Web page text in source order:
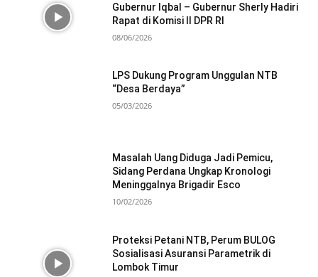
Gubernur Iqbal – Gubernur Sherly Hadiri
Rapat di Komisi II DPR RI
08/06/2026
LPS Dukung Program Unggulan NTB
“Desa Berdaya”
05/03/2026
Masalah Uang Diduga Jadi Pemicu,
Sidang Perdana Ungkap Kronologi
Meninggalnya Brigadir Esco
10/02/2026
Proteksi Petani NTB, Perum BULOG
Sosialisasi Asuransi Parametrik di
Lombok Timur